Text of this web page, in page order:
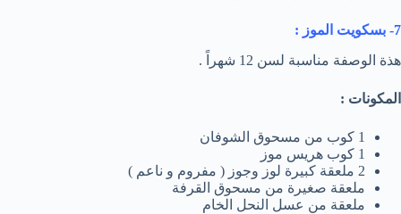
7- بسكويت الموز :
هذة الوصفة مناسبة لسن 12 شهراً .
المكونات :
1 كوب من مسحوق الشوفان
1 كوب هريس موز
2 ملعقة كبيرة لوز وجوز ( مفروم و ناعم )
ملعقة صغيرة من مسحوق القرفة
ملعقة من عسل النحل الخام